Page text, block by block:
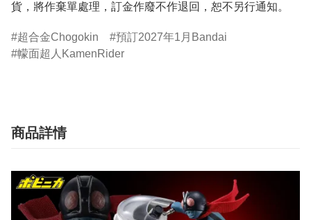
貨，將作棄單處理，訂金作廢不作退回，恕不另行通知。
超合金Chogokin
預訂2027年1月Bandai
幪面超人KamenRider
商品詳情